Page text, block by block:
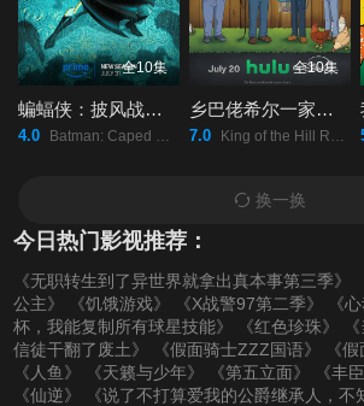
全10集
蝙蝠侠：披风战士第二季
4.0 Batman: Caped Crusader Season 2/
全10集
乡巴佬希尔一家的幸福生活第十五季
7.0 King of the Hill Revival Season 15/
换一换
今日热门影视推荐：
《无职转生到了异世界就拿出真本事第三季》
公主》
《饥饿游戏》 《X战警97第二季》 《
杯，我能复制所有球星技能》
《红色珍珠》
信徒干翻了废土》
《假面骑士ZZZ国语》
《
《人鱼》
《天籁与少年》 《第五立面》 《丰
《仙逆》
《说了不打算爱我的公爵继承人，不